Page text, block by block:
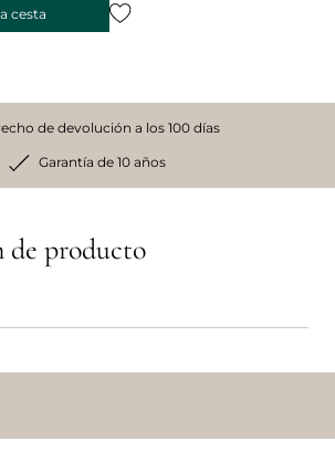
cesta
de devolución a los 100 días
Garantía de 10 años
de producto